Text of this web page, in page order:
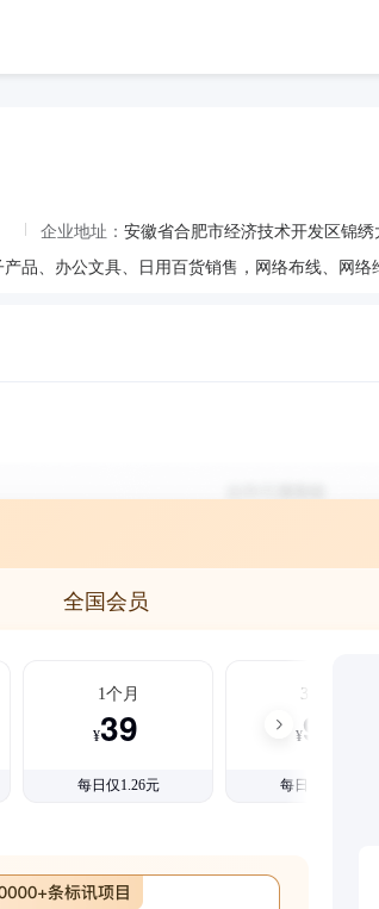
企业地址： 安徽省合肥市经济技术开发区锦
全国会员
1个月
¥39
每日仅1.26元
3个月
¥99
每日仅1.08元